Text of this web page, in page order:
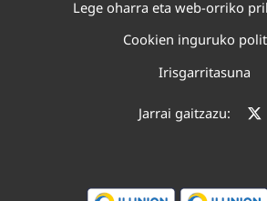
Lege oharra eta web-orriko
Cookien inguruko
Irisgarritasuna
Jarrai gaitzazu: